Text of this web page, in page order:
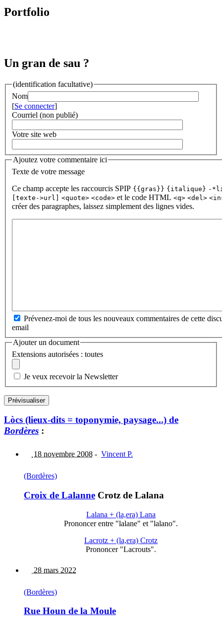
Portfolio
Un gran de sau ?
(identification facultative)
Nom
[Se connecter]
Courriel (non publié)
Votre site web
Ajoutez votre commentaire ici
Texte de votre message
Ce champ accepte les raccourcis SPIP {{gras}} {italique} -
[texte->url]
<quote> <code> et le code HTML <q> <del>
créer des paragraphes, laissez simplement des lignes vides.
Prévenez-moi de tous les nouveaux commentaires de cette
email
Ajouter un document
Extensions autorisées : toutes
Je veux recevoir la Newsletter
Lòcs (lieux-dits = toponymie, paysage...) de
Bordères :
18 novembre 2008 - Vincent P.
(Bordères)
Croix de Lalanne Crotz de Lalana
Lalana + (la,era) Lana
Prononcer entre "lalane" et "lalano".
Lacrotz + (la,era) Crotz
Prononcer "Lacrouts".
28 mars 2022
(Bordères)
Rue Houn de la Moule